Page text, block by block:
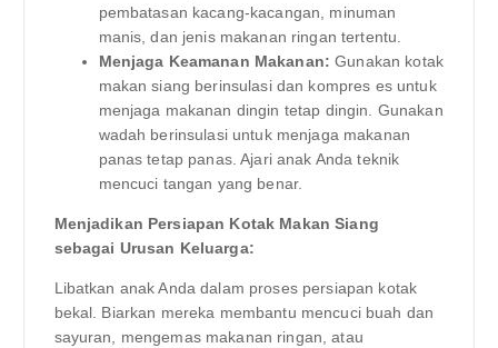
pembatasan kacang-kacangan, minuman
manis, dan jenis makanan ringan tertentu.
Menjaga Keamanan Makanan: Gunakan kotak
makan siang berinsulasi dan kompres es untuk
menjaga makanan dingin tetap dingin. Gunakan
wadah berinsulasi untuk menjaga makanan
panas tetap panas. Ajari anak Anda teknik
mencuci tangan yang benar.
Menjadikan Persiapan Kotak Makan Siang
sebagai Urusan Keluarga:
Libatkan anak Anda dalam proses persiapan kotak
bekal. Biarkan mereka membantu mencuci buah dan
sayuran, mengemas makanan ringan, atau